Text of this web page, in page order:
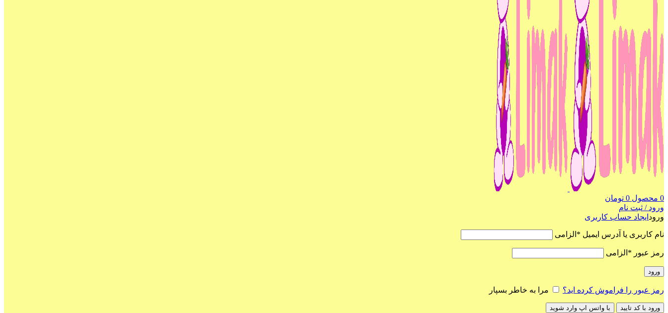
0 محصول 0 تومان
ورود / ثبت نام
ورود ایجاد حساب کاربری
نام کاربری یا آدرس ایمیل * الزامی
رمز عبور * الزامی
ورود
رمز عبور را فراموش کرده اید؟ مرا به خاطر بسپار
ورود با کد تایید با واتس اپ وارد شوید